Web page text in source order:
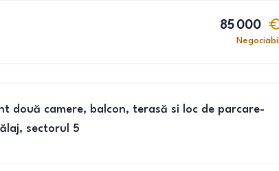
85 000
Negociabil
două camere, balcon, terasă si loc de parcare-
sectorul 5